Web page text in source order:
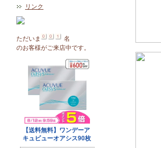
リンク
ただいま
名
のお客様がご来店中です。